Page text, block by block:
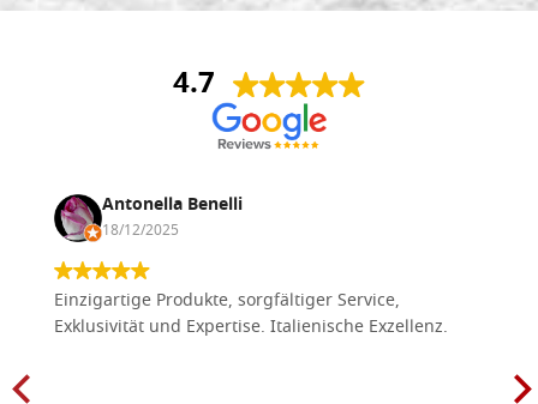
4.7
Antonella Benelli
18/12/2025
Einzigartige Produkte, sorgfältiger Service,
Exklusivität und Expertise. Italienische Exzellenz.